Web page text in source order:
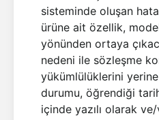
sisteminde oluşan
ürüne ait özellik,
yönünden ortaya
nedeni ile sözleşme
yükümlülüklerini
durumu, öğrendiği
içinde yazılı olarak